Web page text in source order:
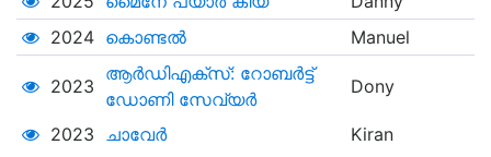
2024 കൊണ്ടല്‍ Manuel
2023
ആര്‍ഡിഎക്സ്: റോബര്‍ട്ട്
ഡോണി സേവ്യര്‍
Dony
2023 ചാവേർ
Kiran